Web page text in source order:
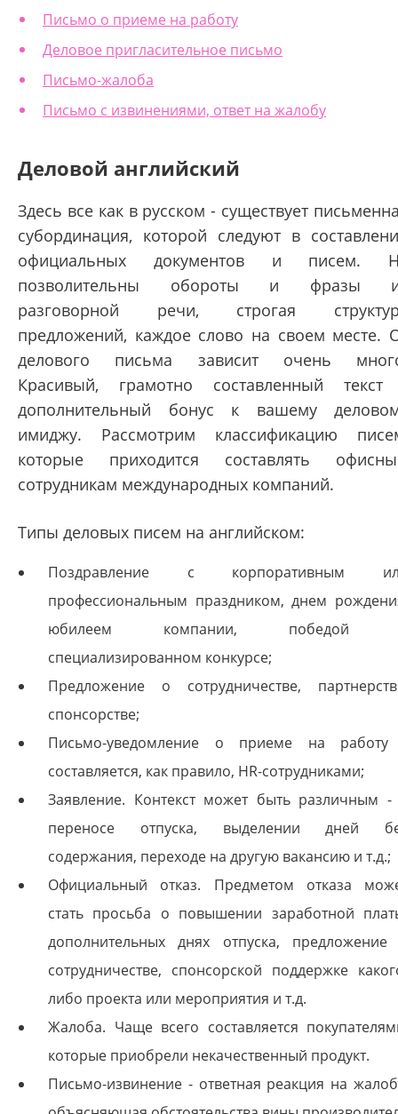
Письмо о приеме на работу
Деловое пригласительное письмо
Письмо-жалоба
Письмо с извинениями, ответ на жалобу
Деловой английский
Здесь все как в русском - существует
субординация, которой следуют в
официальных документов и писем.
позволительны обороты и фразы
разговорной речи, строгая
предложений, каждое слово на своем месте.
делового письма зависит очень
Красивый, грамотно составленный
дополнительный бонус к вашему
имиджу. Рассмотрим классификацию
которые приходится составлять
сотрудникам международных компаний.
Типы деловых писем на английском:
Поздравление с корпоративным
профессиональным праздником, днем
юбилеем компании, победой
специализированном конкурсе;
Предложение о сотрудничестве,
спонсорстве;
Письмо-уведомление о приеме на
составляется, как правило, HR-сотрудниками;
Заявление. Контекст может быть различным
переносе отпуска, выделении дней
содержания, переходе на другую вакансию и т.д.;
Официальный отказ. Предметом отказа
стать просьба о повышении заработной
дополнительных днях отпуска,
сотрудничестве, спонсорской поддержке
либо проекта или мероприятия и т.д.
Жалоба. Чаще всего составляется
которые приобрели некачественный продукт.
Письмо-извинение - ответная реакция на